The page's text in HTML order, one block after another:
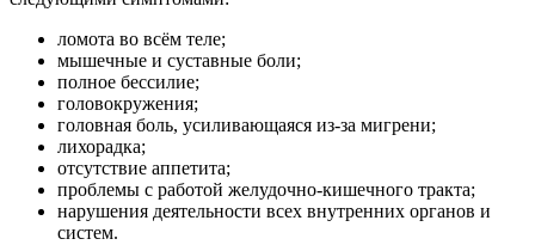
ломота во всём теле;
мышечные и суставные боли;
полное бессилие;
головокружения;
головная боль, усиливающаяся из-за мигрени;
лихорадка;
отсутствие аппетита;
проблемы с работой желудочно-кишечного тракта;
нарушения деятельности всех внутренних органов и
систем.